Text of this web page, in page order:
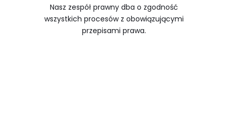
Nasz zespół prawny dba o zgodność
wszystkich procesów z obowiązującymi
przepisami prawa.